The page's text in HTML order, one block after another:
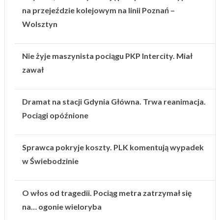
na przejeździe kolejowym na linii Poznań –
Wolsztyn
Nie żyje maszynista pociągu PKP Intercity. Miał
zawał
Dramat na stacji Gdynia Główna. Trwa reanimacja.
Pociągi opóźnione
Sprawca pokryje koszty. PLK komentują wypadek
w Świebodzinie
O włos od tragedii. Pociąg metra zatrzymał się
na… ogonie wieloryba